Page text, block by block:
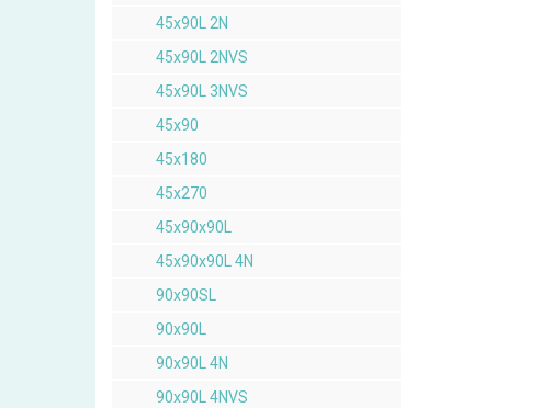
45x90L 2N
45x90L 2NVS
45x90L 3NVS
45x90
45x180
45x270
45x90x90L
45x90x90L 4N
90x90SL
90x90L
90x90L 4N
90x90L 4NVS